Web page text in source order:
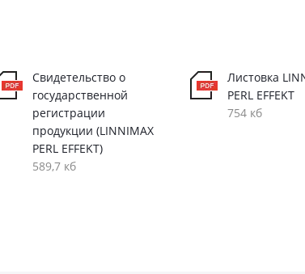
Свидетельство о
государственной
регистрации
продукции (LINNIMAX
PERL EFFEKT)
589,7 кб
Листовка
PERL EFFEKT
754 кб